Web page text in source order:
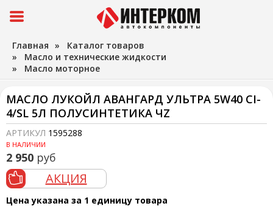
Главная » Каталог товаров
» Масло и технические жидкости
» Масло моторное
МАСЛО ЛУКОЙЛ АВАНГАРД УЛЬТРА 5W40 CI-
4/SL 5Л ПОЛУСИНТЕТИКА ЧZ
АРТИКУЛ 1595288
В НАЛИЧИИ
2 950 руб
АКЦИЯ
Цена указана за 1 единицу товара